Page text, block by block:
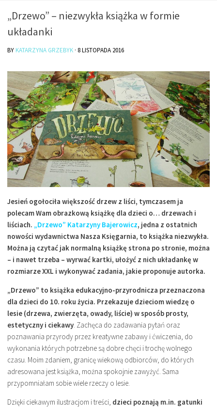
Czytam
Jestem
Jestem kobietą
Jestem dziennikarką
Jestem blogerką
Jestem panią domu
Książki dla dzieci
Poza tym
Kultura
Miejsca
Wydarzenia
Podróże
„Drzewo” – niezwykła książka w formie
układanki
BY KATARZYNA GRZEBYK · 8 LISTOPADA 2016
Jesień ogołociła większość drzew z liści, tymczasem ja
polecam Wam obrazkową książkę dla dzieci o… drzewach i
liściach. „Drzewo” Katarzyny Bajerowicz, jedna z ostatnich
nowości wydawnictwa Nasza Księgarnia, to książka niezwykła.
Można ją czytać jak normalną książkę strona po stronie, można
– i nawet trzeba – wyrwać kartki, ułożyć z nich układankę w
rozmiarze XXL i wykonywać zadania, jakie proponuje autorka.
„Drzewo” to książka edukacyjno-przyrodnicza przeznaczona
dla dzieci do 10. roku życia. Przekazuje dzieciom wiedzę o
lesie (drzewa, zwierzęta, owady, liście) w sposób prosty,
estetyczny i ciekawy. Zachęca do zadawania pytań oraz
poznawania przyrody przez kreatywne zabawy i ćwiczenia, do
wykonania których potrzebne są dobre chęci i trochę wolnego
czasu. Moim zdaniem, granicę wiekową odbiorców, do których
adresowana jest książka, można spokojnie zawyżyć. Sama
przypomniałam sobie wiele rzeczy o lesie.
Dzięki ciekawym ilustracjom i treści, dzieci poznają m.in. gatunki